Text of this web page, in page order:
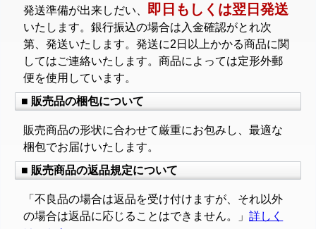
発送準備が出来しだい、 即日もしくは翌日発送
いたします。銀行振込の場合は入金確認がとれ次
第、発送いたします。発送に2日以上かかる商品に関
してはご連絡いたします。商品によっては定形外郵
便を使用しています。
■ 販売品の梱包について
販売商品の形状に合わせて厳重にお包みし、最適な
梱包でお届けいたします。
■ 販売商品の返品規定について
「不良品の場合は返品を受け付けますが、それ以外
の場合は返品に応じることはできません。」詳しく